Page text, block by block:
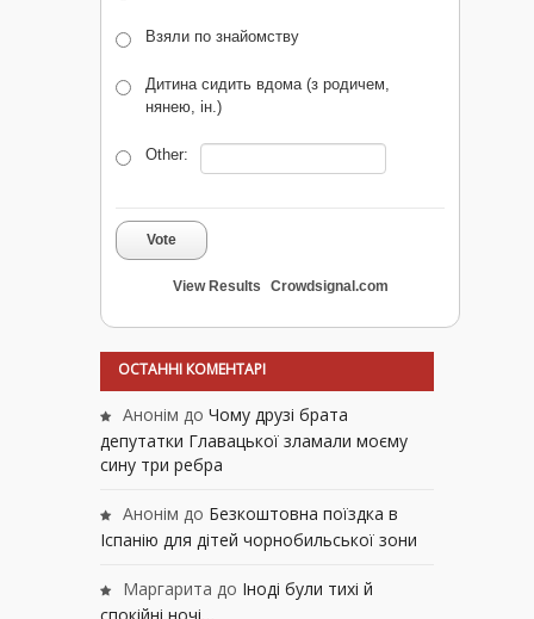
Взяли по знайомству
Дитина сидить вдома (з родичем,
нянею, ін.)
Other:
Vote
View Results Crowdsignal.com
ОСТАННІ КОМЕНТАРІ
Анонім до Чому друзі брата
депутатки Главацької зламали моєму
сину три ребра
Анонім до Безкоштовна поїздка в
Іспанію для дітей чорнобильської зони
Маргарита до Іноді були тихі й